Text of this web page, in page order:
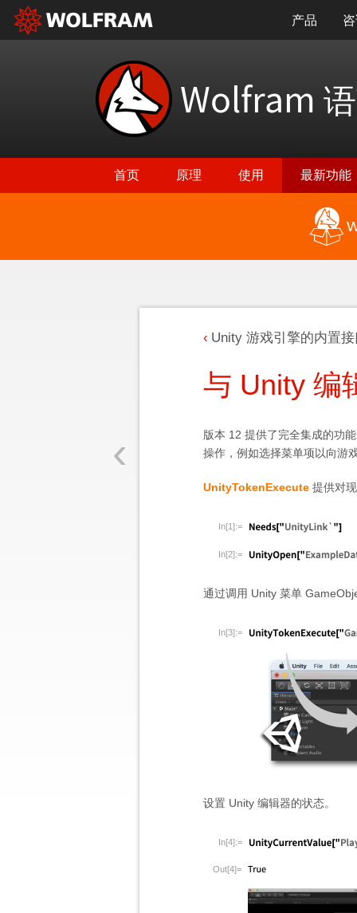
产品
Wolfram
首页 原理 使用 最新功能
‹
Unity 游戏引擎的内置
与 Unity 编
版本 12 提供了完全集成的功
操作，例如选择菜单项以向游
UnityTokenExecute 提供对
In[1]:=
In[2]:=
通过调用 Unity 菜单
In[3]:=
设置 Unity 编辑器的状态。
In[4]:=
Out[4]=